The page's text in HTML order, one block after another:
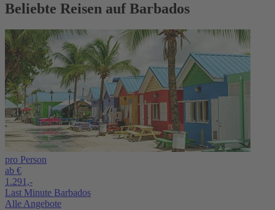
Beliebte Reisen auf Barbados
pro Person
ab €
1.291,-
Last Minute Barbados
Alle Angebote